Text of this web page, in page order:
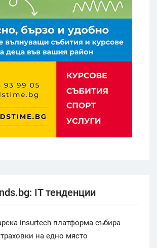
IT тенденции
insurtech платформа събира
на едно място